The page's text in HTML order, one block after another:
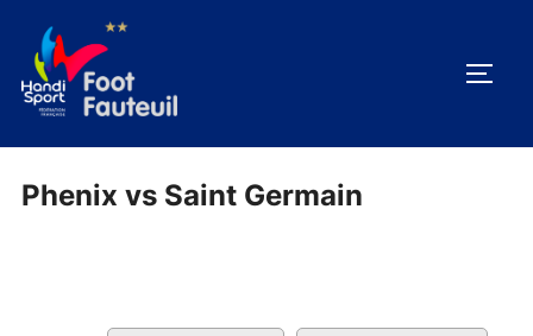
contenu
Phenix vs Saint Germain